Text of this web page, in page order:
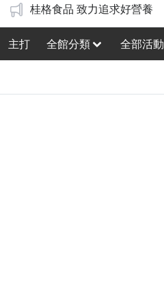
桂格食品 致力追求好營養
主打 全館分類 全部活動